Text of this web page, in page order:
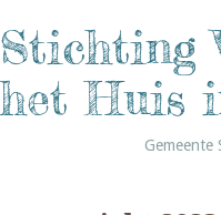
Stichting
het Huis
Gemeente